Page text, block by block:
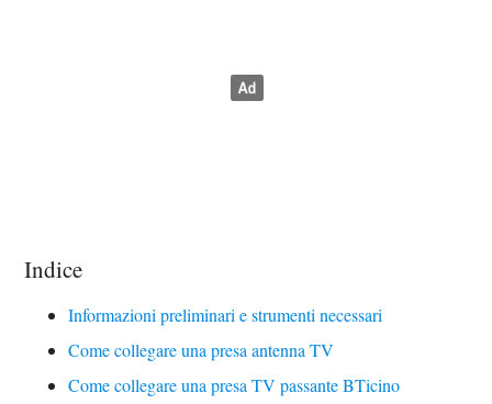
Indice
Informazioni preliminari e strumenti necessari
Come collegare una presa antenna TV
Come collegare una presa TV passante BTicino